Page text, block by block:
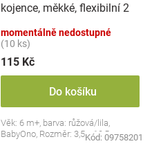
kojence, měkké, flexibilní 2
momentálně nedostupné
(10 ks)
115 Kč
Do košíku
Věk: 6 m+, barva: růžová/lila,
BabyOno, Rozměr: 3,5 x 10,5 cm
Kód: 09758201